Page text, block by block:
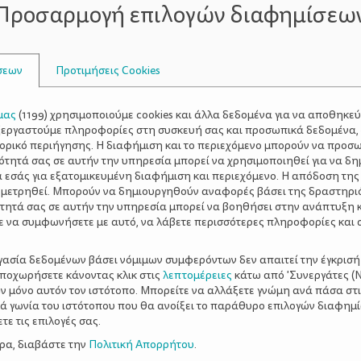
και εκείνα αργότερα στην ανεργία. « Ο γιός ενός
ανεργία για ένα χρόνο » εξηγεί η by Lindsey Macmillan.
μεγαλύτερο όταν στην ανεργία οδηγείται ο μπαμπάς
ίσως να είναι λιγότερο έντονες. Μόνο στις ΗΠΑ,
χώρες επίσης, πολλοί άνδρες επιλέγουν να μην
είναι δεδομένο πως ο «κουβαλητής» στο σπίτι
και τη δυναμική ένταξη της γυναίκας στην αγορά
και το βασικό ρόλο που θα έπρεπε να
παιδιά. Δεν είναι λοιπόν, μόνο οι οικονομικές
τα παιδιά.
επιλογών
Προτιμήσεις Cookies
(1199) χρησιμοποιούμε cookies και άλλα δεδομένα για να
πληροφορίες στη συσκευή σας και προσωπικά
περιήγησης. Η διαφήμιση και το περιεχόμενο μπορούν να
σας σε αυτήν την υπηρεσία μπορεί να χρησιμοποιηθεί για να
εσάς για εξατομικευμένη διαφήμιση και περιεχόμενο. Η απόδοση
Μπορούν να δημιουργηθούν αναφορές βάσει της
σας σε αυτήν την υπηρεσία μπορεί να βοηθήσει στην ανάπτυξη
να συμφωνήσετε με αυτό, να λάβετε περισσότερες πληροφορίες και
δεδομένων βάσει νόμιμων συμφερόντων δεν απαιτεί την
κάνοντας κλικ στις λεπτομέρειες κάτω από 'Συνεργάτες
μόνο αυτόν τον ιστότοπο. Μπορείτε να αλλάξετε γνώμη ανά πάσα
γωνία του ιστότοπου που θα ανοίξει το παράθυρο επιλογών
τις επιλογές σας.
διαβάστε την Πολιτική Απορρήτου.